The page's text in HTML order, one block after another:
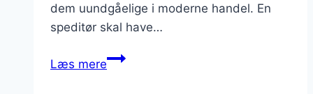
dem uundgåelige i moderne handel. En
speditør skal have…
Læs mereSpeditør